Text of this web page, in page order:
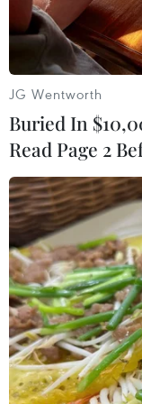
Các tuyển thủ
Suzuki Cup
Với việc giành
đáng 3-2 trước
trận chung kết
Việt Nam đã
JG Wentworth
Buried In
Read Page 2